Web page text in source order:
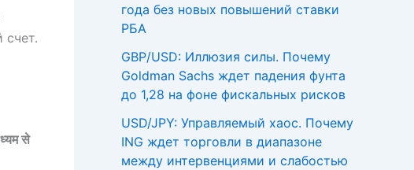
से
года без новых повышений ставки
РБА
GBP/USD: Иллюзия силы. Почему
Goldman Sachs ждет падения фунта
до 1,28 на фоне фискальных рисков
USD/JPY: Управляемый хаос. Почему
ING ждет торговли в диапазоне
между интервенциями и слабостью